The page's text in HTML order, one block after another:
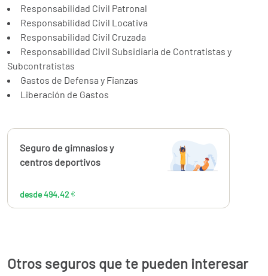
Responsabilidad Civil Patronal
Responsabilidad Civil Locativa
Responsabilidad Civil Cruzada
Responsabilidad Civil Subsidiaria de Contratistas y
Subcontratistas
Gastos de Defensa y Fianzas
Liberación de Gastos
Calcúlalo ahora
Seguro de gimnasios y
centros deportivos
desde 494,42 €
494,42€
Otros seguros que te pueden interesar